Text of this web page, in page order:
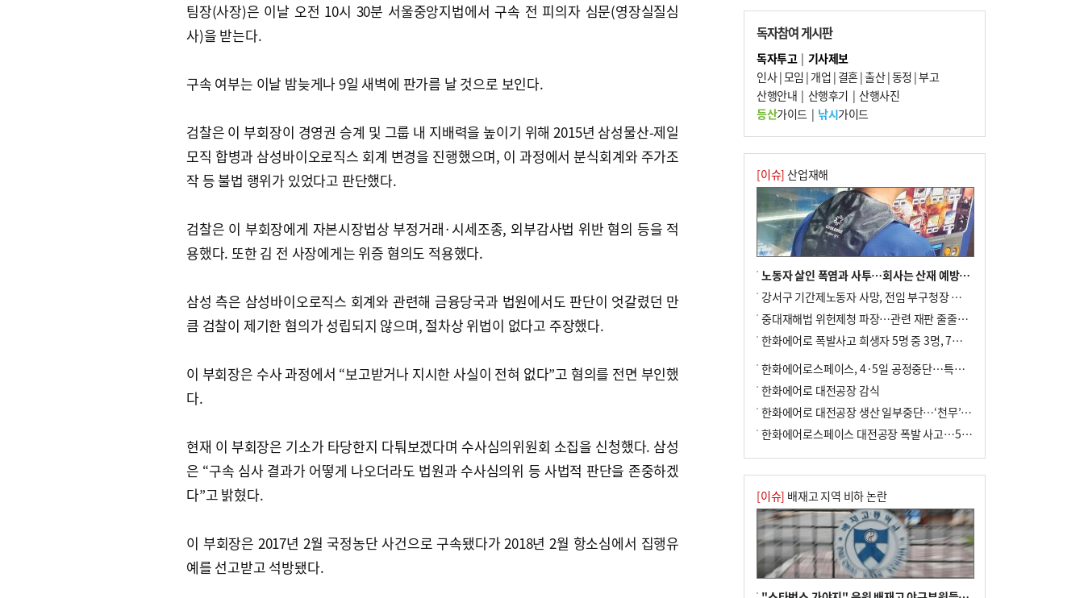
팀장(사장)은 이날 오전 10시 30분 서울중앙지법에서 구속 전 피의자 심문(영장실질심
사)을 받는다.
구속 여부는 이날 밤늦게나 9일 새벽에 판가름 날 것으로 보인다.
검찰은 이 부회장이 경영권 승계 및 그룹 내 지배력을 높이기 위해 2015년 삼성물산-제일
모직 합병과 삼성바이오로직스 회계 변경을 진행했으며, 이 과정에서 분식회계와 주가조
작 등 불법 행위가 있었다고 판단했다.
검찰은 이 부회장에게 자본시장법상 부정거래·시세조종, 외부감사법 위반 혐의 등을 적
용했다. 또한 김 전 사장에게는 위증 혐의도 적용했다.
삼성 측은 삼성바이오로직스 회계와 관련해 금융당국과 법원에서도 판단이 엇갈렸던 만
큼 검찰이 제기한 혐의가 성립되지 않으며, 절차상 위법이 없다고 주장했다.
이 부회장은 수사 과정에서 “보고받거나 지시한 사실이 전혀 없다”고 혐의를 전면 부인했
다.
현재 이 부회장은 기소가 타당한지 다퉈보겠다며 수사심의위원회 소집을 신청했다. 삼성
은 “구속 심사 결과가 어떻게 나오더라도 법원과 수사심의위 등 사법적 판단을 존중하겠
다”고 밝혔다.
이 부회장은 2017년 2월 국정농단 사건으로 구속됐다가 2018년 2월 항소심에서 집행유
예를 선고받고 석방됐다.
7
지역 상권도 말라죽을 판이라…가뭄 속 밀
양물축제 강행 논란
8
통영시민 추석 전 35만 원 받는다
9
부산 철강공장 50대 노동자 추락사
10 국힘 부산시당, ‘정이한 조력’ 시의원 윤리
위에…‘한동훈 지지’도 신고접수
독자참여 게시판
독자투고| 기사제보
인사|모임 | 개업 | 결혼|출산|동정 |부고
산행안내 | 산행후기 | 산행사진
등산가이드| 낚시가이드
[이슈] 산업재해
노동자 살인 폭염과 사투…회사는 산재 예방·전기료 절감 전력
강서구 기간제노동자 사망, 전임 부구청장 檢 송치
중대재해법 위헌제청 파장…관련 재판 줄줄이 브레이크
한화에어로 폭발사고 희생자 5명 중 3명, 7일 영면
한화에어로스페이스, 4·5일 공정중단…특별 안전점검
한화에어로 대전공장 감식
한화에어로 대전공장 생산 일부중단…‘천무’ 수출 비상
한화에어로스페이스 대전공장 폭발 사고…5명 사망·2명 부상(종합)
[이슈] 배재고 지역 비하 논란